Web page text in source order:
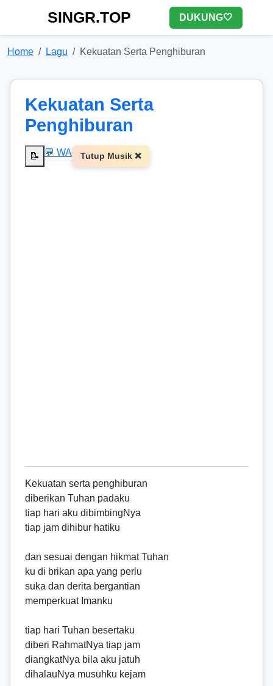
SINGR.TOP DUKUNG🤍
Home Lagu Kekuatan Serta Penghiburan
Kekuatan Serta
Penghiburan
📝 💬 WA Tutup Musik ❌
Kekuatan serta penghiburan
diberikan Tuhan padaku
tiap hari aku dibimbingNya
tiap jam dihibur hatiku
dan sesuai dengan hikmat Tuhan
ku di brikan apa yang perlu
suka dan derita bergantian
memperkuat Imanku
tiap hari Tuhan besertaku
diberi RahmatNya tiap jam
diangkatNya bila aku jatuh
dihalauNya musuhku kejam